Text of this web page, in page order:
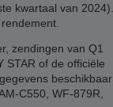
kwartaal van 2024).
zendingen van Q1
STAR of de officiële
beschikbaar
C550, WF-879R,